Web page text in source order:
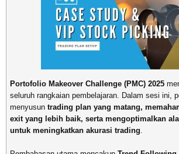
Portofolio Makeover Challenge (PMC) 2025
seluruh rangkaian pembelajaran. Dalam sesi ini,
menyusun trading plan yang matang,
exit yang lebih baik, serta mengoptimalkan
untuk meningkatkan akurasi trading.